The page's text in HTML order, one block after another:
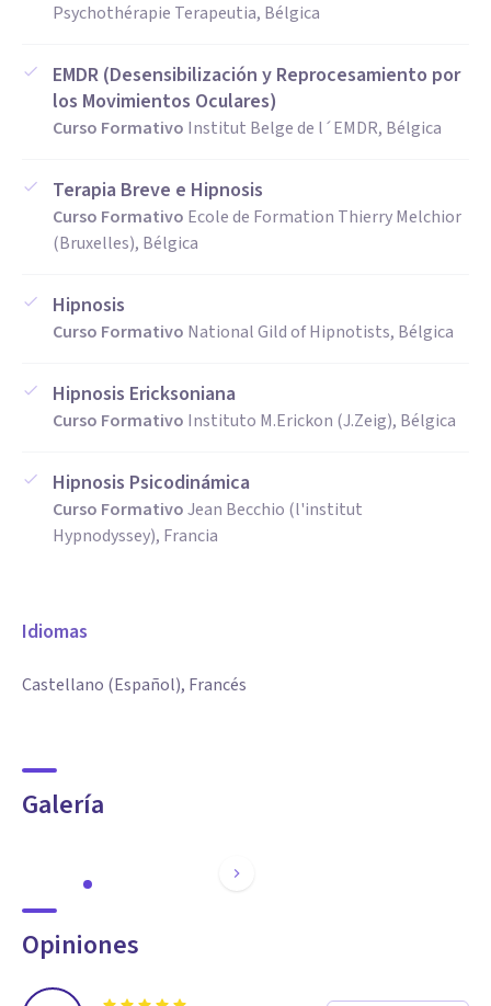
Psychothérapie Terapeutia, Bélgica
EMDR (Desensibilización y Reprocesamiento por
los Movimientos Oculares)
Curso Formativo Institut Belge de l´EMDR, Bélgica
Terapia Breve e Hipnosis
Curso Formativo Ecole de Formation Thierry Melchior
(Bruxelles), Bélgica
Hipnosis
Curso Formativo National Gild of Hipnotists, Bélgica
Hipnosis Ericksoniana
Curso Formativo Instituto M.Erickon (J.Zeig), Bélgica
Hipnosis Psicodinámica
Curso FormativoJean Becchio (l'institut
Hypnodyssey), Francia
Idiomas
Castellano (Español), Francés
Galería
Opiniones